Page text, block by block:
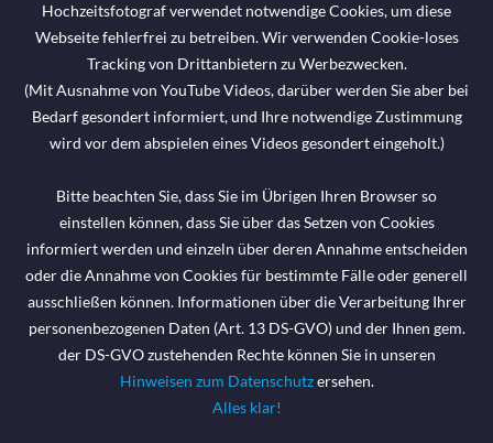
Hochzeitsfotograf verwendet notwendige Cookies, um diese
Webseite fehlerfrei zu betreiben. Wir verwenden Cookie-loses
Tracking von Drittanbietern zu Werbezwecken.
(Mit Ausnahme von YouTube Videos, darüber werden Sie aber bei
Bedarf gesondert informiert, und Ihre notwendige Zustimmung
wird vor dem abspielen eines Videos gesondert eingeholt.)
Bitte beachten Sie, dass Sie im Übrigen Ihren Browser so
einstellen können, dass Sie über das Setzen von Cookies
informiert werden und einzeln über deren Annahme entscheiden
oder die Annahme von Cookies für bestimmte Fälle oder generell
ausschließen können. Informationen über die Verarbeitung Ihrer
personenbezogenen Daten (Art. 13 DS-GVO) und der Ihnen gem.
der DS-GVO zustehenden Rechte können Sie in unseren
Hinweisen zum Datenschutzersehen.
Alles klar!